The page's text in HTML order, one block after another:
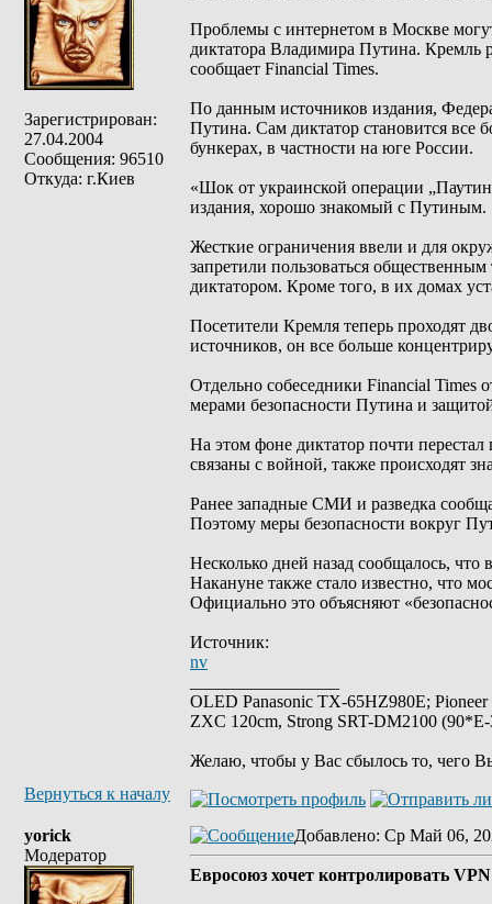
Зарегистрирован:
27.04.2004
Сообщения: 96510
Откуда: г.Киев
Проблемы с интернетом в Москве
диктатора Владимира Путина. Кремль
сообщает Financial Times.
По данным источников издания,
Путина. Сам диктатор становится все
бункерах, в частности на юге России.
«Шок от украинской операции
издания, хорошо знакомый с Путиным.
Жесткие ограничения ввели и для
запретили пользоваться
диктатором. Кроме того, в их домах
Посетители Кремля теперь проходят
источников, он все больше
Отдельно собеседники Financial Times
мерами безопасности Путина и
На этом фоне диктатор почти
связаны с войной, также происходят
Ранее западные СМИ и разведка
Поэтому меры безопасности вокруг
Несколько дней назад сообщалось,
Накануне также стало известно, что
Официально это объясняют
Источник:
nv
OLED Panasonic TX-65HZ980E;
ZXC 120cm, Strong SRT-DM2100
Желаю, чтобы у Вас сбылось то, чего
Вернуться к началу
yorick
Модератор
Добавлено: Ср Май 06,
Евросоюз хочет контролировать VPN